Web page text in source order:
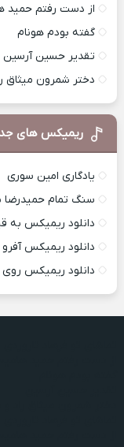
از دست رفتم حمید
گفته بودم هونام
تقدیر حسین آرسین
دختر شمرون میثاق
ریمیکس های
یادگاری امین سوری
سنگ تمام حمیدرضا
دانلود ریمیکس به
دانلود ریمیکس
دانلود ریمیکس روی